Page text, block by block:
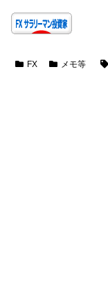
FX メモ等